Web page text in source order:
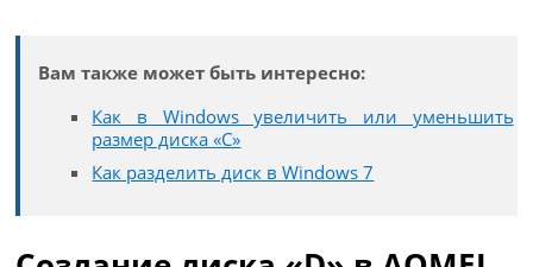
Вам также может быть интересно:
Как в Windows увеличить или уменьшить
размер диска «C»
Как разделить диск в Windows 7